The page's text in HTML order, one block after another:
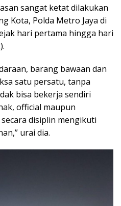
sangat ketat dilakukan
Kota, Polda Metro Jaya di
hari pertama hingga hari
barang bawaan dan
satu persatu, tanpa
bisa bekerja sendiri
official maupun
disiplin mengikuti
urai dia.